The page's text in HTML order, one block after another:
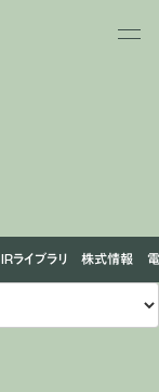
IRライブラリ 株式情報